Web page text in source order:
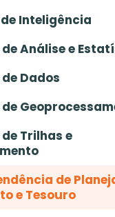
Inteligência
Análise e
Dados
Trilhas e
de
e Tesouro